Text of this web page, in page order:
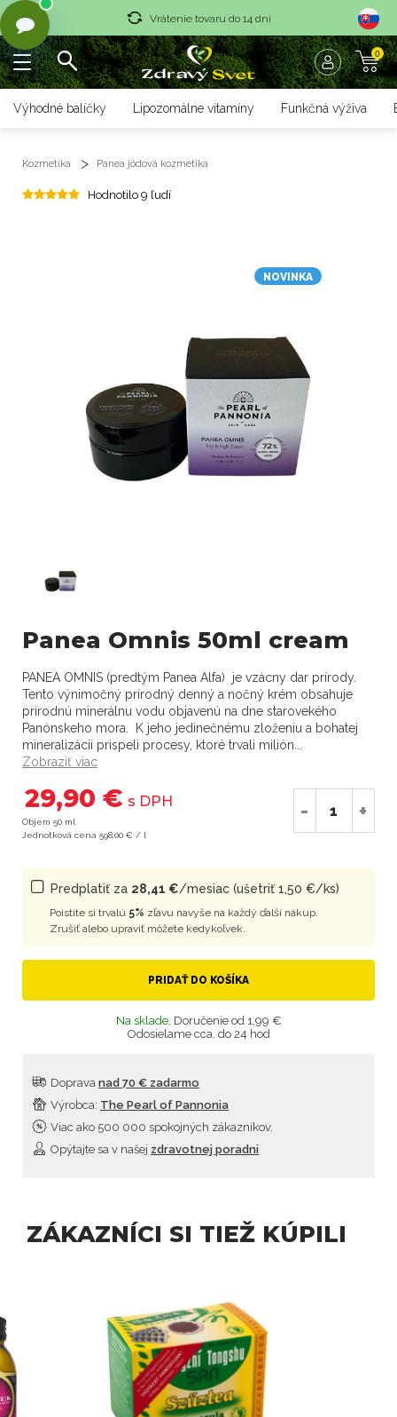
Vrátenie tovaru do 14 dní
Rýchle dodanie <36 hod
Rýchle dodanie <36 hod
0
Výhodné balíčky Lipozomálne vitamíny Funkčná výživa
Kozmetika Panea jódová kozmetika
NOVINKA
Hodnotilo 9 ľudí
Panea Omnis 50ml cream
PANEA OMNIS (predtým Panea Alfa) je vzácny dar prírody.
Tento výnimočný prírodný denný a nočný krém obsahuje
prírodnú minerálnu vodu objavenú na dne starovekého
Panónskeho mora. K jeho jedinečnému zloženiu a bohatej
mineralizácii prispeli procesy, ktoré trvali milión...
Zobraziť viac
29,90 € s DPH
Objem 50 ml
Jednotková cena 598,00 € / l
- +
Predplatiť za 28,41 €/mesiac (ušetriť 1,50 €/ks)
Poistite si trvalú 5% zľavu navyše na každý ďalší nákup.
Zrušiť alebo upraviť môžete kedykoľvek.
PRIDAŤ DO KOŠÍKA
Na sklade, Doručenie od 1,99 €
Odosielame cca. do 24 hod
Doprava nad 70 € zadarmo
Viac ako 500 000 spokojných zákazníkov,
Výrobca: The Pearl of Pannonia
Opýtajte sa v našej zdravotnej poradni
ZÁKAZNÍCI SI TIEŽ KÚPILI